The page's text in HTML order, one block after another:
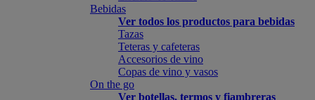
Bebidas
Ver todos los productos para bebidas
Tazas
Teteras y cafeteras
Accesorios de vino
Copas de vino y vasos
On the go
Ver botellas, termos y fiambreras